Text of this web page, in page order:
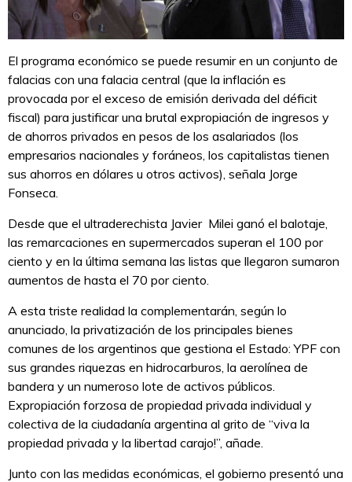
El programa económico se puede resumir en un conjunto de
falacias con una falacia central (que la inflación es
provocada por el exceso de emisión derivada del déficit
fiscal) para justificar una brutal expropiación de ingresos y
de ahorros privados en pesos de los asalariados (los
empresarios nacionales y foráneos, los capitalistas tienen
sus ahorros en dólares u otros activos), señala Jorge
Fonseca.
Desde que el ultraderechista Javier Milei ganó el balotaje,
las remarcaciones en supermercados superan el 100 por
ciento y en la última semana las listas que llegaron sumaron
aumentos de hasta el 70 por ciento.
A esta triste realidad la complementarán, según lo
anunciado, la privatización de los principales bienes
comunes de los argentinos que gestiona el Estado: YPF con
sus grandes riquezas en hidrocarburos, la aerolínea de
bandera y un numeroso lote de activos públicos.
Expropiación forzosa de propiedad privada individual y
colectiva de la ciudadanía argentina al grito de “viva la
propiedad privada y la libertad carajo!”, añade.
Junto con las medidas económicas, el gobierno presentó una